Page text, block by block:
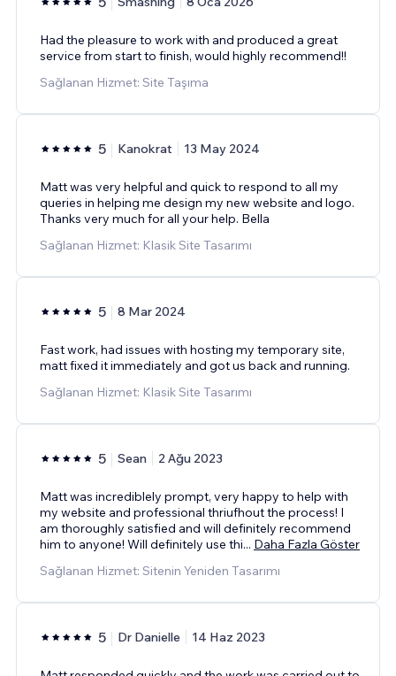
Had the pleasure to work with and produced a great
service from start to finish, would highly recommend!!
Sağlanan Hizmet: Site Taşıma
5 Kanokrat 13 May 2024
Matt was very helpful and quick to respond to all my
queries in helping me design my new website and logo.
Thanks very much for all your help. Bella
Sağlanan Hizmet: Klasik Site Tasarımı
5 8 Mar 2024
Fast work, had issues with hosting my temporary site,
matt fixed it immediately and got us back and running.
Sağlanan Hizmet: Klasik Site Tasarımı
5 Sean 2 Ağu 2023
Matt was incrediblely prompt, very happy to help with
my website and professional thriufhout the process! I
am thoroughly satisfied and will definitely recommend
him to anyone! Will definitely use thi... Daha Fazla Göster
Sağlanan Hizmet: Sitenin Yeniden Tasarımı
5 Dr Danielle 14 Haz 2023